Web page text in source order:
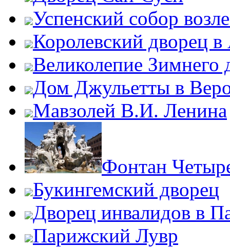
Успенский собор
Королевский дворец
Великолепие
Дом Джульетты в
Мавзолей В.И. Ленина
Фонтан
Букингемский дворец
Дворец инвалидов в
Парижский Лувр